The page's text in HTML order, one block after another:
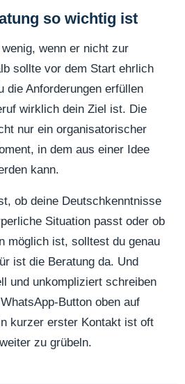
so wichtig ist
wenn er nicht zur
sollte vor dem Start ehrlich
die Anforderungen erfüllen
wirklich dein Ziel ist. Die
nur ein organisatorischer
in dem aus einer Idee
kann.
ob deine Deutschkenntnisse
Situation passt oder ob
möglich ist, solltest du genau
ist die Beratung da. Und
und unkompliziert schreiben
Button oben auf
kurzer erster Kontakt ist oft
zu grübeln.